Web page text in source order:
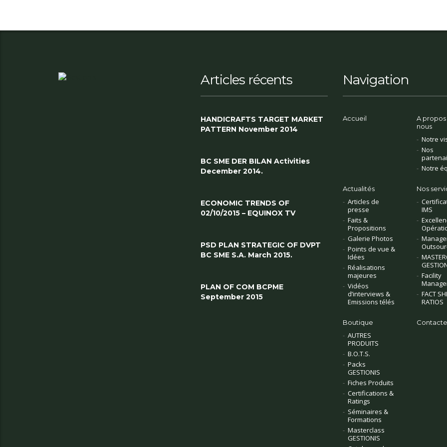
Articles récents
HANDICRAFTS TARGET MARKET
PATTERN November 2014
BC SME DER BILAN Activities
December 2014.
ECONOMIC TRENDS OF
02/10/2015 – EQUINOX TV
PSD PLAN STRATEGIC OF DVPT
BC SME S.A. March 2015.
PLAN OF COM BCPME
September 2015
Navigation
Accueil
A
nous
Notre
Nos
Notre
Actualités
Articles de
presse
Faits &
Propositions
Galerie Photos
Points de vue &
Idées
Réalisations
majeures
Vidéos
d’interviews &
Emissions télés
Nos
IMS
Facility
FACT
RATIOS
Boutique
AUTRES
PRODUITS
B.O.T.S.
Packs
GESTIONIS
Fiches Produits
Certifications &
Ratings
Séminaires &
Formations
Masterclass
GESTIONIS